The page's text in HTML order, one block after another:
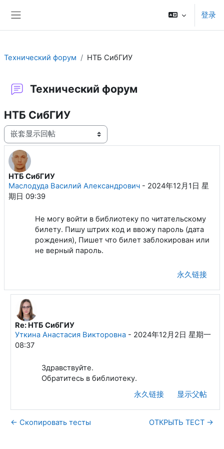
登录
Технический форум НТБ СибГИУ
Технический форум
НТБ СибГИУ
显示模式
НТБ СибГИУ
Маслодуда Василий Александрович - 2024年12月1日 星
期日 09:39
回帖数：1
Не могу войти в библиотеку по читательскому
билету. Пишу штрих код и ввожу пароль (дата
рождения), Пишет что билет заблокирован или
не верный пароль.
永久链接
回复Маслодуда Василий Александрович
Re: НТБ СибГИУ
Уткина Анастасия Викторовна- 2024年12月2日 星期一
08:37
Здравствуйте.
Обратитесь в библиотеку.
永久链接
显示父帖
← Скопировать тесты ОТКРЫТЬ ТЕСТ →